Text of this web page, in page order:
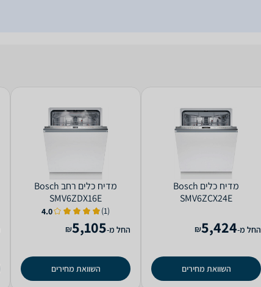
מדיח כלים Bosch
SMV6ZCX24E
החל מ-5,424
₪
השוואת מחירים
מדיח כלים ‏רחב Bosch
SMV6ZDX16E
(1)
4.0
החל מ-5,105
₪
השוואת מחירים